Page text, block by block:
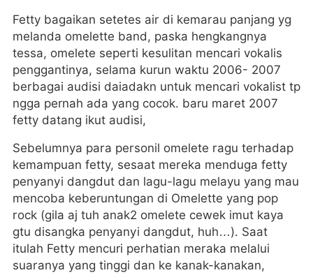
Fetty bagaikan setetes air di kemarau panjang yg
melanda omelette band, paska hengkangnya
tessa, omelete seperti kesulitan mencari vokalis
penggantinya, selama kurun waktu 2006- 2007
berbagai audisi daiadakn untuk mencari vokalist tp
ngga pernah ada yang cocok. baru maret 2007
fetty datang ikut audisi,
Sebelumnya para personil omelete ragu terhadap
kemampuan fetty, sesaat mereka menduga fetty
penyanyi dangdut dan lagu-lagu melayu yang mau
mencoba keberuntungan di Omelette yang pop
rock (gila aj tuh anak2 omelete cewek imut kaya
gtu disangka penyanyi dangdut, huh…). Saat
itulah Fetty mencuri perhatian meraka melalui
suaranya yang tinggi dan ke kanak-kanakan,